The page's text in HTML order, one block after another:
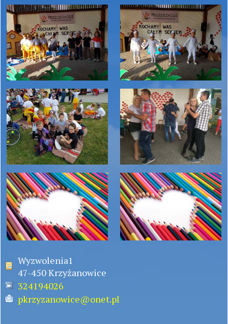
Wyzwolenia1
47-450 Krzyżanowice
324194026
pkrzyzanowice@onet.pl